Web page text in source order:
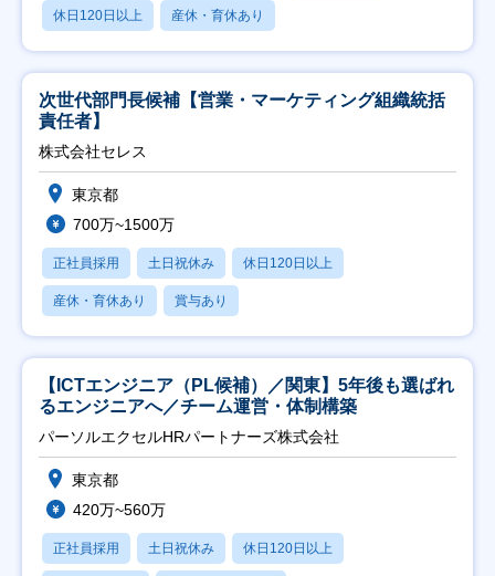
休日120日以上 産休・育休あり
次世代部門長候補【営業・マーケティング組織統括
責任者】
株式会社セレス
東京都
700万~1500万
正社員採用 土日祝休み 休日120日以上
産休・育休あり 賞与あり
【ICTエンジニア（PL候補）／関東】5年後も選ばれ
るエンジニアへ／チーム運営・体制構築
パーソルエクセルHRパートナーズ株式会社
東京都
420万~560万
正社員採用 土日祝休み 休日120日以上